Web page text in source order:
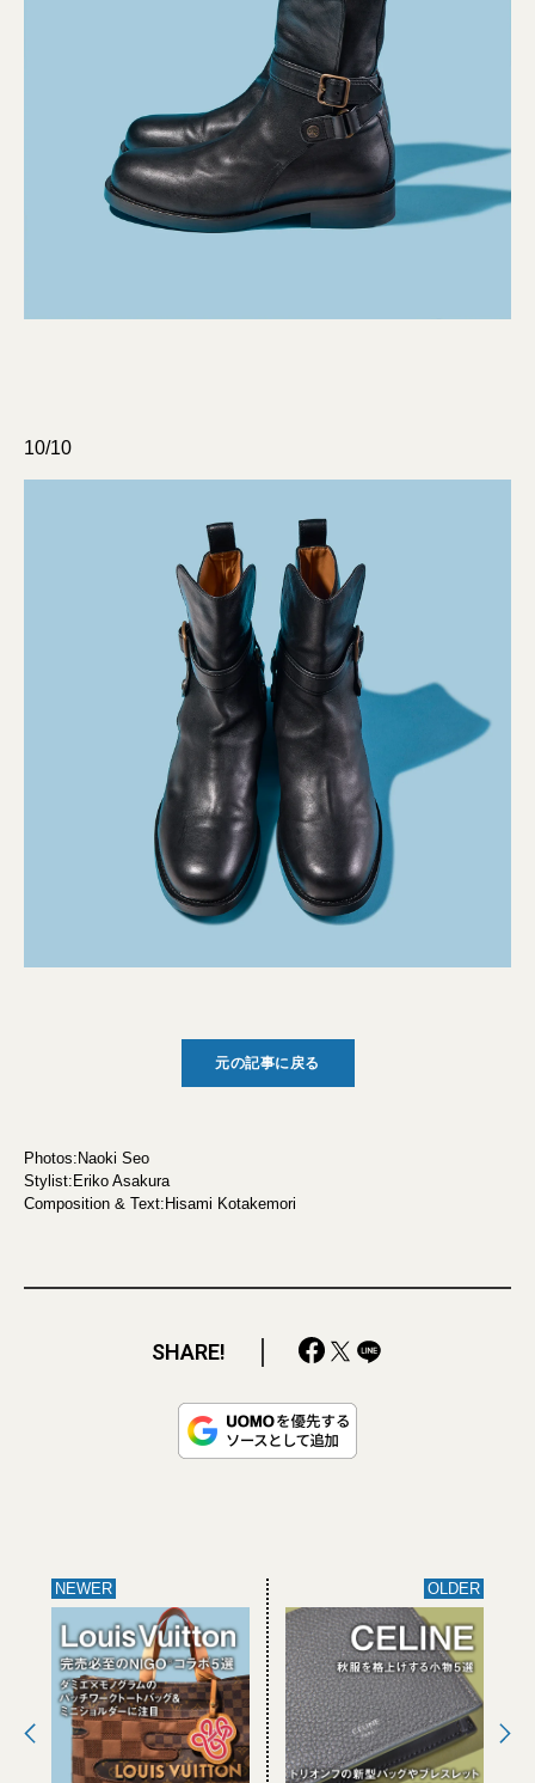
10/10
元の記事に戻る
Photos:Naoki Seo
Stylist:Eriko Asakura
Composition & Text:Hisami Kotakemori
SHARE!
NEWER OLDER